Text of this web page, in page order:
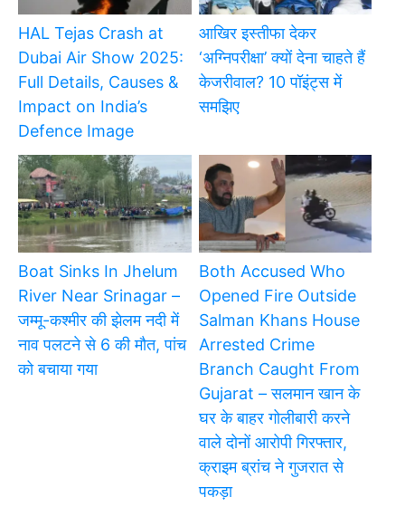
HAL Tejas Crash at
Dubai Air Show 2025:
Full Details, Causes &
Impact on India’s
Defence Image
आखिर इस्तीफा देकर
‘अग्निपरीक्षा’ क्यों देना चाहते हैं
केजरीवाल? 10 पॉइंट्स में
समझिए
Boat Sinks In Jhelum
River Near Srinagar –
जम्मू-कश्मीर की झेलम नदी में
नाव पलटने से 6 की मौत, पांच
को बचाया गया
Both Accused Who
Opened Fire Outside
Salman Khans House
Arrested Crime
Branch Caught From
Gujarat – सलमान खान के
घर के बाहर गोलीबारी करने
वाले दोनों आरोपी गिरफ्तार,
क्राइम ब्रांच ने गुजरात से
पकड़ा